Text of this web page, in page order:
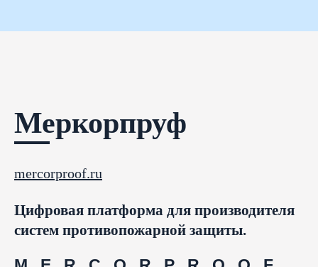
Меркорпруф
mercorproof.ru
Цифровая платформа для производителя
систем противопожарной защиты.